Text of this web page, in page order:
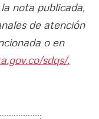
nota publicada,
de atención
o en
sdqs/.